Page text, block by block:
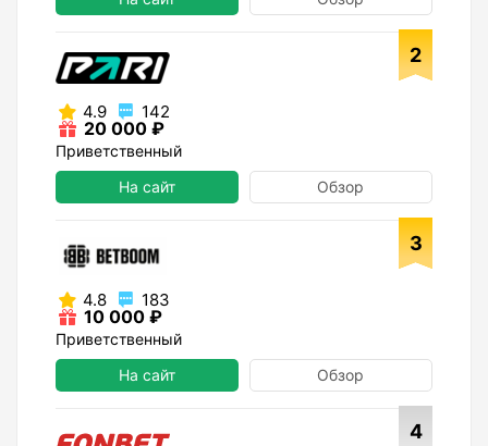
2
4.9 142
20 000 ₽
Приветственный
На сайт
Обзор
3
4.8 183
10 000 ₽
Приветственный
На сайт
Обзор
4